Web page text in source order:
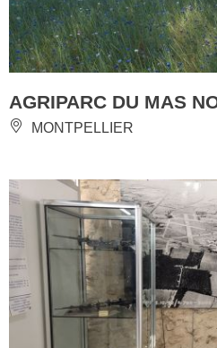
AGRIPARC DU MAS
MONTPELLIER